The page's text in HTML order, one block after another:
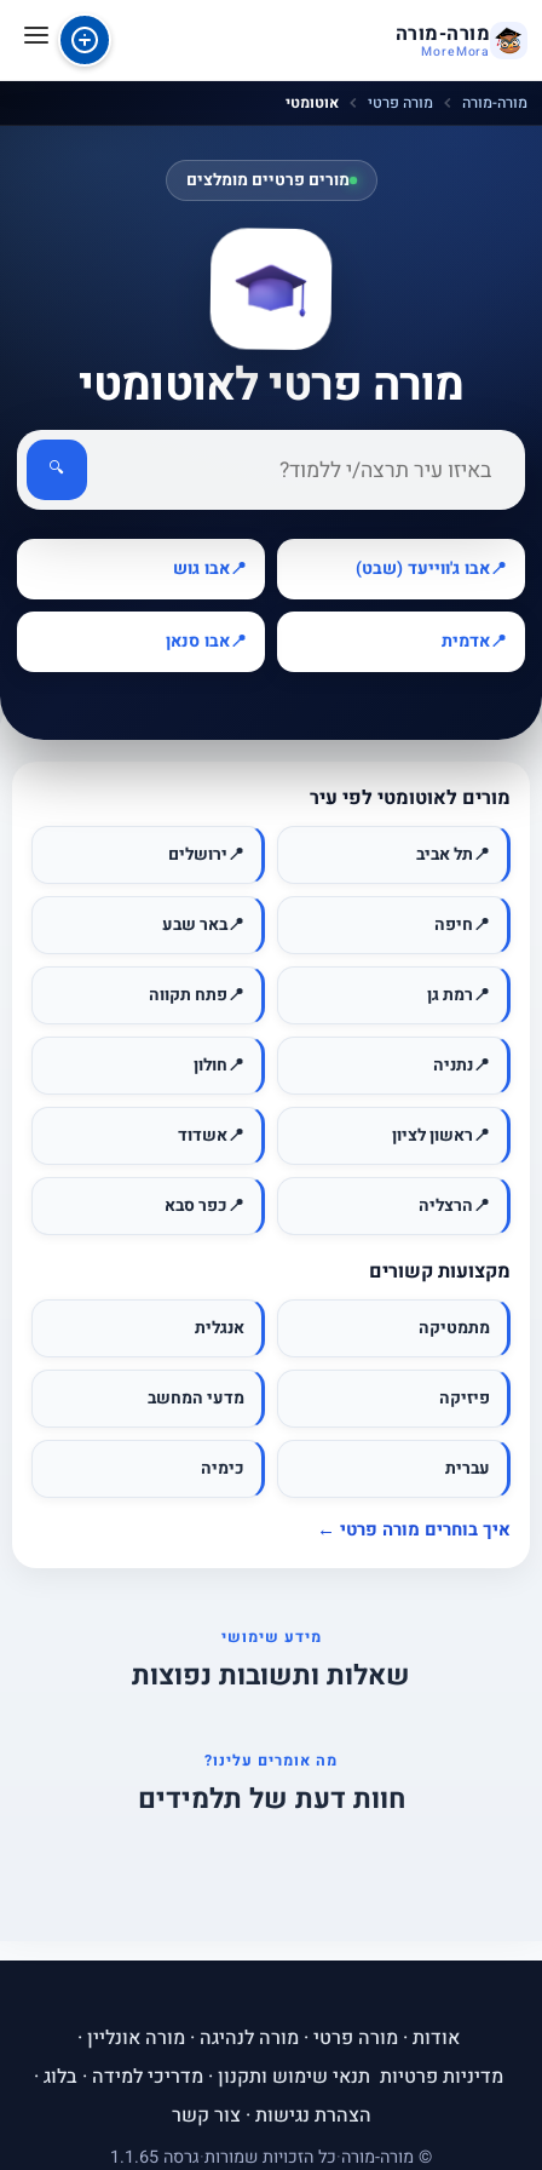
מורה-מורה
MoreMora
מורה-מורה מורה פרטי אוטומטי
מורים פרטיים מומלצים
מורה פרטי לאוטומטי
🔍
📍אבו ג'ווייעד (שבט) 📍אבו גוש
📍אדמית 📍אבו סנאן
מורים לאוטומטי לפי עיר
📍תל אביב 📍ירושלים
📍חיפה 📍באר שבע
📍רמת גן 📍פתח תקווה
📍נתניה 📍חולון
📍ראשון לציון 📍אשדוד
📍הרצליה 📍כפר סבא
מקצועות קשורים
מתמטיקה אנגלית
פיזיקה מדעי המחשב
עברית כימיה
איך בוחרים מורה פרטי ←
מידע שימושי
שאלות ותשובות נפוצות
מה אומרים עלינו?
חוות דעת של תלמידים
אודות · מורה פרטי · מורה לנהיגה · מורה אונליין ·
מדיניות פרטיות תנאי שימוש ותקנון · מדריכי למידה · בלוג ·
הצהרת נגישות · צור קשר
© מורה-מורה·כל הזכויות שמורות·גרסה 1.1.65